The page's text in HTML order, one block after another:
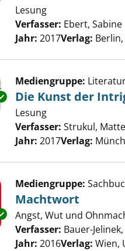
Lesung
Verfasser: Ebert, Sabine
Jahr: 2017Verlag:
Exemplar-Details von Die
Mediengruppe:
Die Kunst der
Lesung
Verfasser: Strukul,
Jahr: 2017Verlag:
Exemplar-Details von
Mediengruppe:
Machtwort
Angst, Wut und
Verfasser: Bauer-
Jahr: 2016Verlag: Wien,